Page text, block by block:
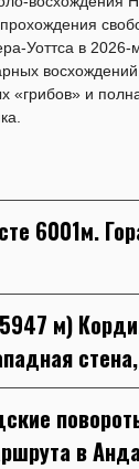
прохождения
Уоттса в
«грибов» и
6001м.
м)
в